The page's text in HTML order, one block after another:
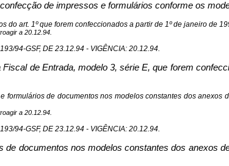
de impressos e formulários conforme os
do art. 1º que forem confeccionados a partir de 1º de janeiro de
a 20.12.94.
94-GSF, DE 23.12.94 - VIGÊNCIA: 20.12.94.
de Entrada, modelo 3, série E, que forem
formulários de documentos nos modelos constantes dos
a 20.12.94.
94-GSF, DE 23.12.94 - VIGÊNCIA: 20.12.94.
de documentos nos modelos constantes dos anexos